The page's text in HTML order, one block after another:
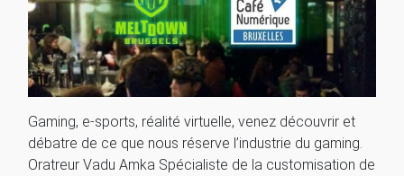
Gaming, e-sports, réalité virtuelle, venez découvrir et
débatre de ce que nous réserve l’industrie du gaming.
Oratreur Vadu Amka Spécialiste de la customisation de